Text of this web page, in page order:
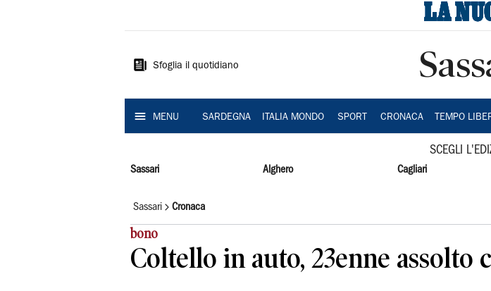
Sardegna
Sfoglia il quotidiano
MENU SARDEGNA ITALIA MONDO SPORT CRONACA TEMPO
SCEGLI
Sassari Alghero Cagliari
Sassari Cronaca
bono
Coltello in auto, 23enne assolto